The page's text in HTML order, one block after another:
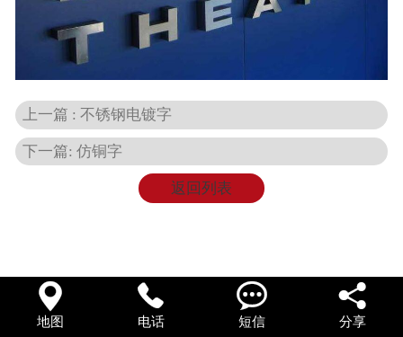
上一篇 : 不锈钢电镀字
下一篇: 仿铜字
返回列表

地图

电话

短信

分享